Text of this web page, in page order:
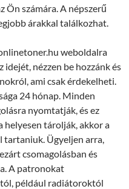
számára. A népszerű
árakkal találkozhat.
weboldalra
idejét, nézzen be hozzánk és
ami csak érdekelheti.
24 hónap. Minden
nyomtatják, és ez
tárolják, akkor a
Ügyeljen arra,
csomagolásban és
A patronokat
például radiátoroktól